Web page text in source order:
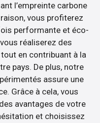
l’empreinte carbone
vous profiterez
performante et éco-
réaliserez des
en contribuant à la
pays. De plus, notre
assure une
Grâce à cela, vous
avantages de votre
et choisissez